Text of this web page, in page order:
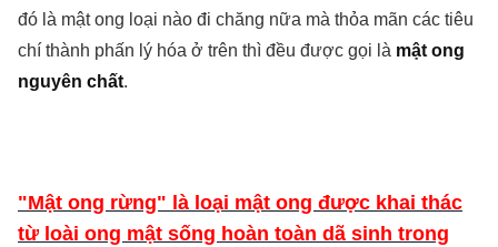
đó là mật ong loại nào đi chăng nữa mà thỏa mãn các tiêu
chí thành phấn lý hóa ở trên thì đều được gọi là mật ong
nguyên chất.
"Mật ong rừng" là loại mật ong được khai thác
từ loài ong mật sống hoàn toàn dã sinh trong